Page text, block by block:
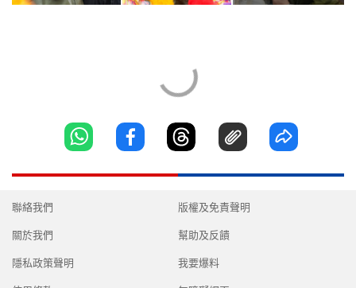
聯絡我們
關於我們
隱私政策聲明
版權及免責聲明
幫助及反饋
我要爆料